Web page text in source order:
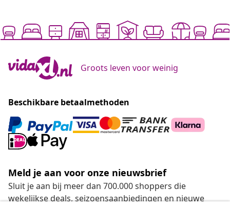
Groots leven voor weinig
Beschikbare betaalmethoden
Meld je aan voor onze nieuwsbrief
Sluit je aan bij meer dan 700.000 shoppers die
wekelijkse deals, seizoensaanbiedingen en nieuwe